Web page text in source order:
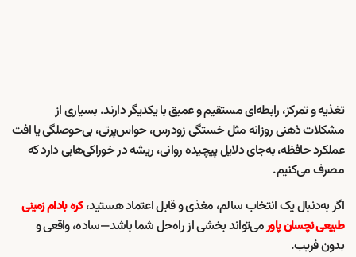
تغذیه و تمرکز، رابطه‌ای مستقیم و عمیق با یکدیگر دارند. بسیاری از
مشکلات ذهنی روزانه مثل خستگی زودرس، حواس‌پرتی، بی‌حوصلگی یا افت
عملکرد حافظه، به‌جای دلایل پیچیده روانی، ریشه در خوراکی‌هایی دارد که
مصرف می‌کنیم.
اگر به‌دنبال یک انتخاب سالم، مغذی و قابل اعتماد هستید،کره بادام زمینی
طبیعی نچسان پاورمی‌تواند بخشی از راه‌حل شما باشد—ساده، واقعی و
بدون فریب.